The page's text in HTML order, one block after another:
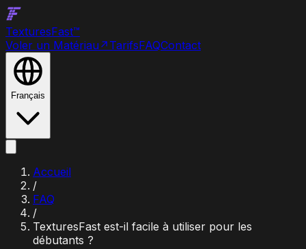
TexturesFast™
Voler un Matériau ↗ TarifsFAQContact
Français
Accueil
/
FAQ
/
TexturesFast est-il facile à utiliser pour les
débutants ?